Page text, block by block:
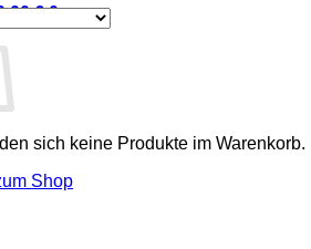
€ 0
sich keine Produkte im Warenkorb.
Shop